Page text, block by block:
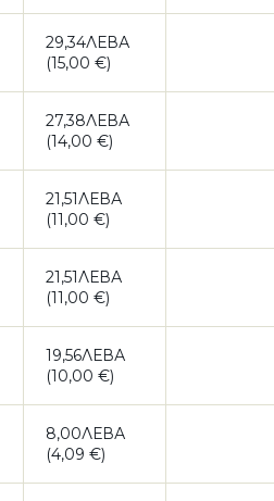
29,34ЛЕВА
(15,00 €)
27,38ЛЕВА
(14,00 €)
21,51ЛЕВА
(11,00 €)
21,51ЛЕВА
(11,00 €)
19,56ЛЕВА
(10,00 €)
8,00ЛЕВА
(4,09 €)